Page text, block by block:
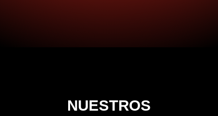
NUESTROS